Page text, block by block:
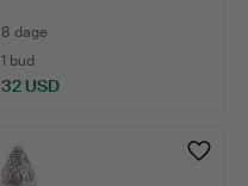
8 dage
1 bud
32 USD